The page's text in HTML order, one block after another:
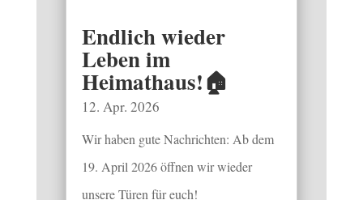
Endlich wieder
Leben im
Heimathaus!🏠
12. Apr. 2026
Wir haben gute Nachrichten: Ab dem
19. April 2026 öffnen wir wieder
unsere Türen für euch!